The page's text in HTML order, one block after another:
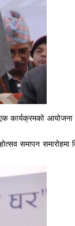
एक कार्यक्रमको
समापन समारोहमा